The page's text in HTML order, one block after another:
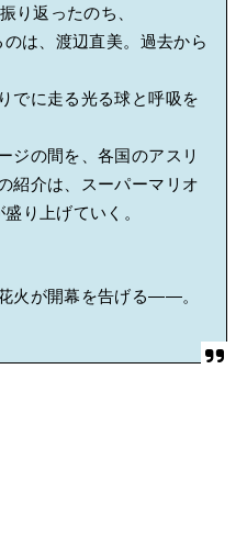
り返ったのち、
のは、渡辺直美。過去から
でに走る光る球と呼吸を
ジの間を、各国のアスリ
紹介は、スーパーマリオ
盛り上げていく。
火が開幕を告げる――。